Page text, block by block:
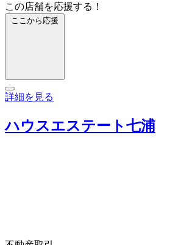
この店舗を応援する！
ここから応援
詳細を見る
ハウスエステート七浦